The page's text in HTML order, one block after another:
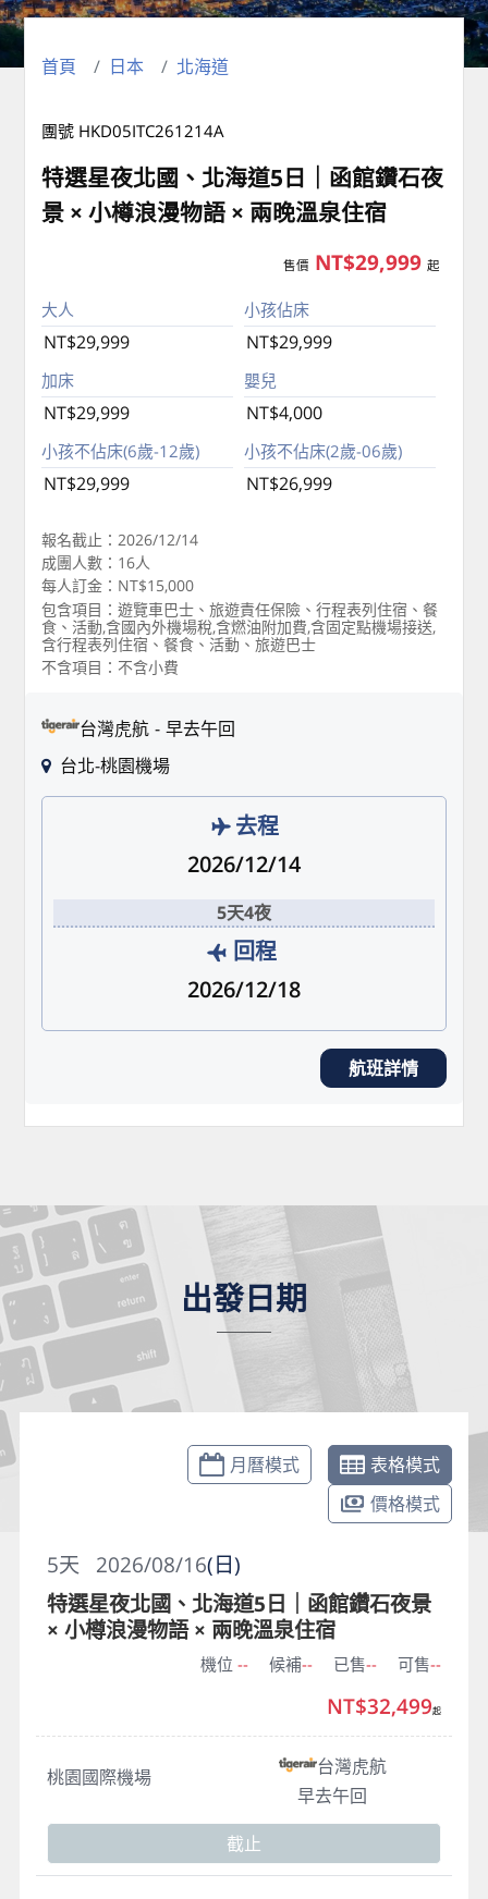
首頁 日本 北海道
團號 HKD05ITC261214A
特選星夜北國、北海道5日｜函館鑽石夜
景 × 小樽浪漫物語 × 兩晚溫泉住宿
售價 NT$29,999 起
大人
NT$29,999
小孩佔床
NT$29,999
加床
NT$29,999
嬰兒
NT$4,000
小孩不佔床(6歲-12歲)
NT$29,999
小孩不佔床(2歲-06歲)
NT$26,999
報名截止：2026/12/14
成團人數：16人
每人訂金：NT$15,000
包含項目：遊覽車巴士、旅遊責任保險、行程表列住宿、餐
食、活動,含國內外機場稅,含燃油附加費,含固定點機場接送,
含行程表列住宿、餐食、活動、旅遊巴士
不含項目：不含小費
台灣虎航
早去午回
台北-桃園機場
去程
2026/12/14
5天4夜
回程
2026/12/18
航班詳情
出發日期
月曆模式
表格模式
價格模式
2026/08/16(日)
5天
特選星夜北國、北海道5日｜函館鑽石夜景
× 小樽浪漫物語 × 兩晚溫泉住宿
機位 -- 候補-- 已售-- 可售--
桃園國際機場
台灣虎航
早去午回
NT$32,499起
截止